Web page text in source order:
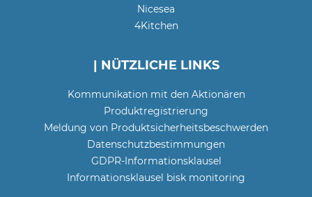
Nicesea
4Kitchen
| NÜTZLICHE LINKS
Kommunikation mit den Aktionären
Produktregistrierung
Meldung von Produktsicherheitsbeschwerden
Datenschutzbestimmungen
GDPR-Informationsklausel
Informationsklausel bisk monitoring